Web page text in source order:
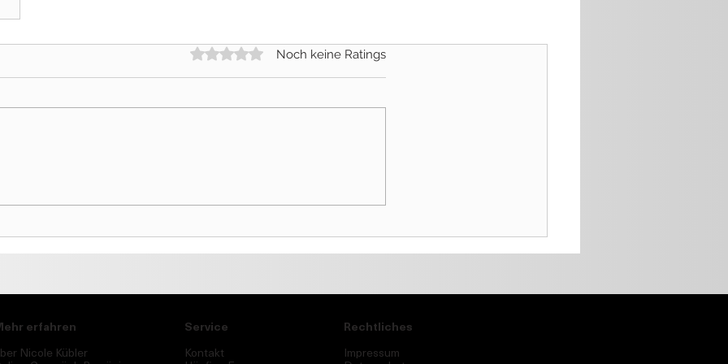
Mit 0 von 5 Sternen bewertet.
Noch keine Ratings
erfahren
Nicole Kübler
Service
Kontakt
Rechtliches
Impressum